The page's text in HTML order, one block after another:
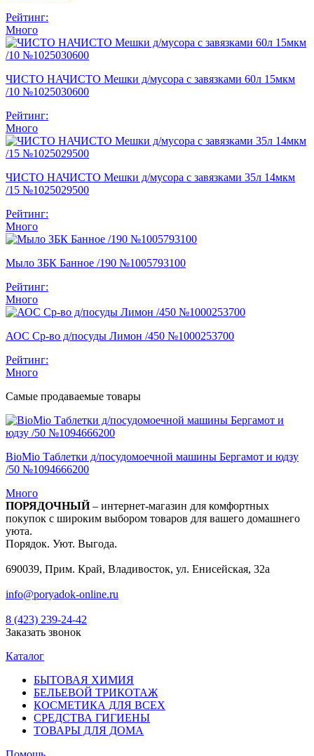
Рейтинг:
Много
ЧИСТО НАЧИСТО Мешки д/мусора с завязками 60л 15мкм
/10 №1025030600
Рейтинг:
Много
ЧИСТО НАЧИСТО Мешки д/мусора с завязками 35л 14мкм
/15 №1025029500
Рейтинг:
Много
Мыло ЗБК Банное /190 №1005793100
Рейтинг:
Много
АОС Ср-во д/посуды Лимон /450 №1000253700
Рейтинг:
Много
Самые продаваемые товары
BioMio Таблетки д/посудомоечной машины Бергамот и юдзу
/50 №1094666200
Много
ПОРЯДОЧНЫЙ– интернет-магазин для комфортных
покупок с широким выбором товаров для вашего домашнего
уюта.
Порядок. Уют. Выгода.
690039, Прим. Край, Владивосток, ул. Енисейская, 32а
info@poryadok-online.ru
8 (423) 239-24-42
Заказать звонок
Каталог
БЫТОВАЯ ХИМИЯ
БЕЛЬЕВОЙ ТРИКОТАЖ
КОСМЕТИКА ДЛЯ ВСЕХ
СРЕДСТВА ГИГИЕНЫ
ТОВАРЫ ДЛЯ ДОМА